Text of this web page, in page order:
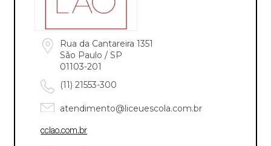
Rua da Cantareira 1351
São Paulo / SP
01103-201
(11) 21553-300
atendimento@liceuescola.com.br
cclao.com.br